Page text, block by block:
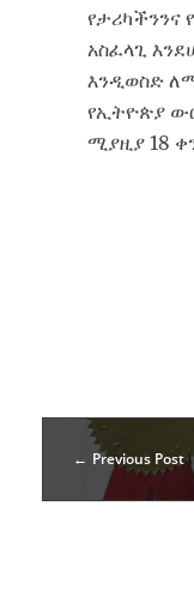
የታሪካችንንና
አስፈላጊ
እንዲወስድ
የኢትዮጵያ
ሚያዚያ 18
Previous Post